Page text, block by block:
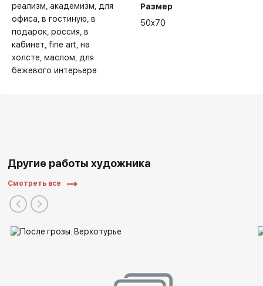
реализм академизм для
офиса в гостиную в
подарок россия в
кабинет fine art на
холсте маслом для
бежевого интерьера
Размер
50x70
Другие работы художника
Смотреть все